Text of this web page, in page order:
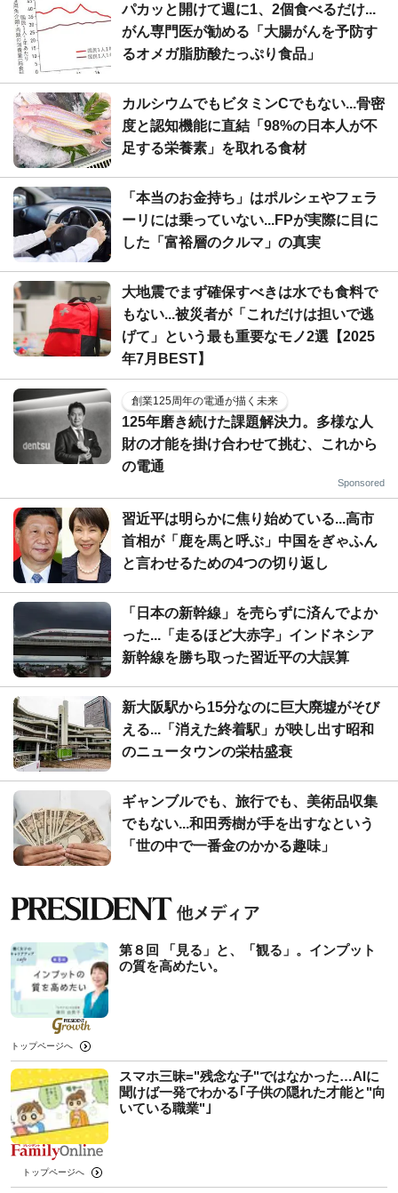
パカッと開けて週に1、2個食べるだけ...
がん専門医が勧める「大腸がんを予防す
るオメガ脂肪酸たっぷり食品」
カルシウムでもビタミンCでもない...骨密
度と認知機能に直結「98%の日本人が不
足する栄養素」を取れる食材
「本当のお金持ち」はポルシェやフェラ
ーリには乗っていない...FPが実際に目に
した「富裕層のクルマ」の真実
大地震でまず確保すべきは水でも食料で
もない...被災者が「これだけは担いで逃
げて」という最も重要なモノ2選【2025
年7月BEST】
創業125周年の電通が描く未来
125年磨き続けた課題解決力。多様な人
財の才能を掛け合わせて挑む、これから
の電通
Sponsored
習近平は明らかに焦り始めている...高市
首相が「鹿を馬と呼ぶ」中国をぎゃふん
と言わせるための4つの切り返し
「日本の新幹線」を売らずに済んでよか
った...「走るほど大赤字」インドネシア
新幹線を勝ち取った習近平の大誤算
新大阪駅から15分なのに巨大廃墟がそび
える...「消えた終着駅」が映し出す昭和
のニュータウンの栄枯盛衰
ギャンブルでも、旅行でも、美術品収集
でもない...和田秀樹が手を出すなという
「世の中で一番金のかかる趣味」
第８回 「見る」と、「観る」。インプット
の質を高めたい。
トップページへ
スマホ三昧="残念な子"ではなかった…AIに
聞けば一発でわかる｢子供の隠れた才能と"向
いている職業"｣
トップページへ